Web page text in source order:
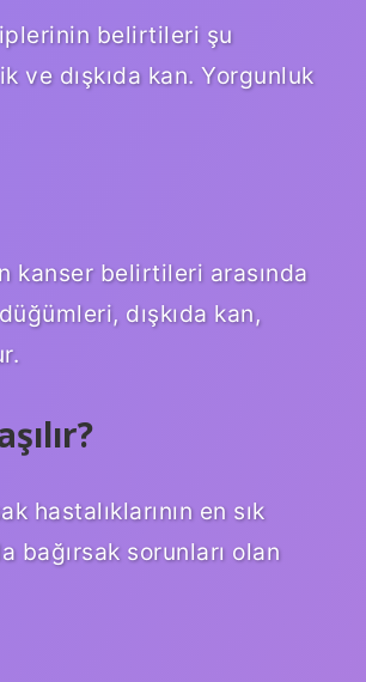
belirtileri şu
ve dışkıda kan. Yorgunluk
kanser belirtileri arasında
dışkıda kan,
hastalıklarının en sık
bağırsak sorunları olan